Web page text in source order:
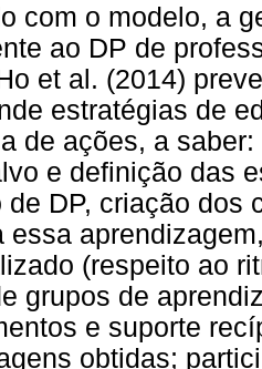
com o modelo, a
ao DP de
et al. (2014)
estratégias de
de ações, a
e definição das
de DP, criação dos
essa
(respeito ao
grupos de
e suporte
obtidas;